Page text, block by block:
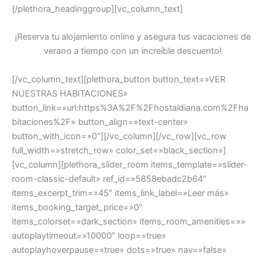
[/plethora_headinggroup][vc_column_text]
¡Reserva tu alojamiento online y asegura tus vacaciones de
verano a tiempo con un increíble descuento!
[/vc_column_text][plethora_button button_text=»VER
NUESTRAS HABITACIONES»
button_link=»url:https%3A%2F%2Fhostaldiana.com%2Fha
bitaciones%2F» button_align=»text-center»
button_with_icon=»0″][/vc_column][/vc_row][vc_row
full_width=»stretch_row» color_set=»black_section»]
[vc_column][plethora_slider_room items_template=»slider-
room-classic-default» ref_id=»5858ebadc2b64″
items_excerpt_trim=»45″ items_link_label=»Leer más»
items_booking_target_price=»0″
items_colorset=»dark_section» items_room_amenities=»»
autoplaytimeout=»10000″ loop=»true»
autoplayhoverpause=»true» dots=»true» nav=»false»